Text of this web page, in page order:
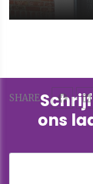
SHARE
ons